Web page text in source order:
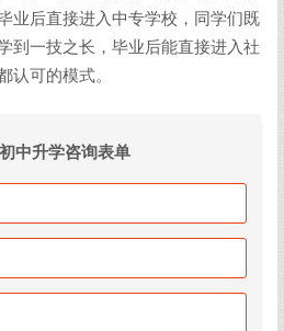
业后直接进入中专学校，同学们既
到一技之长，毕业后能直接进入社
认可的模式。
中升学咨询表单